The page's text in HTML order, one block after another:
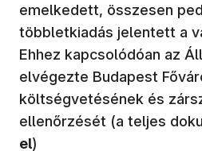
emelkedett, összesen
többletkiadás jelentett a
Ehhez kapcsolódóan az
elvégezte Budapest
költségvetésének és
ellenőrzését (a teljes
el)